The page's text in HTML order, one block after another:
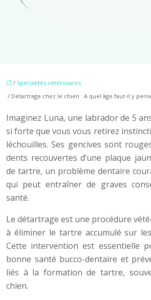
/ Spécialités vétérinaires
/ Détartrage chez le chien : A quel âge faut-il y
Imaginez Luna, une labrador de 5
si forte que vous vous retirez
léchouilles. Ses gencives sont
dents recouvertes d’une plaque
de tartre, un problème dentaire
qui peut entraîner de graves
santé.
Le détartrage est une procédure
à éliminer le tartre accumulé sur
Cette intervention est essentielle
bonne santé bucco-dentaire et
liés à la formation de tartre,
chien.